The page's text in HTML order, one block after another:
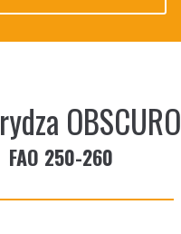
OBSCURO
FAO 250-260